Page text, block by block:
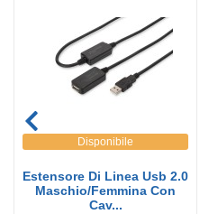
Disponibile
Estensore Di Linea Usb 2.0
Maschio/Femmina Con
Cav...